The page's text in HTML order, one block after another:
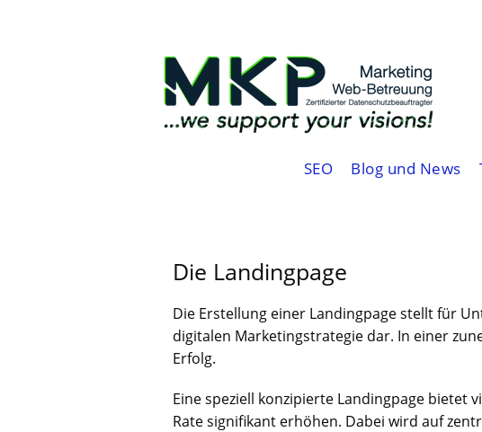
SEO Blog und News
Die Landingpage
Die Erstellung einer Landingpage stellt für
digitalen Marketingstrategie dar. In einer
Erfolg.
Eine speziell konzipierte Landingpage bietet
Rate signifikant erhöhen. Dabei wird auf